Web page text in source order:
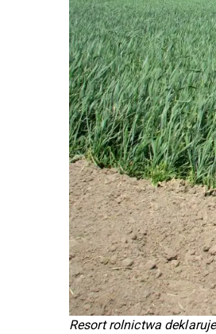
Resort rolnictwa